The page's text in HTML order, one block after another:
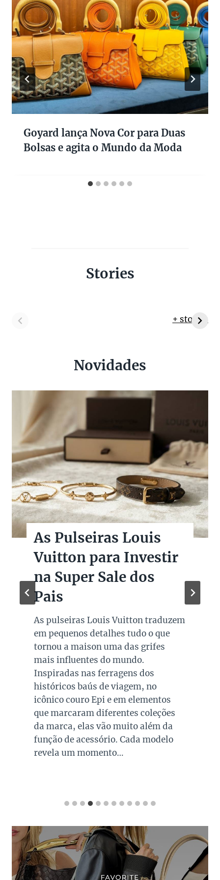
Goyard lança Nova Cor para Duas
Bolsas e agita o Mundo da Moda
Stories
+ stories
Novidades
As Pulseiras Louis
Vuitton para Investir
na Super Sale dos
Pais
As pulseiras Louis Vuitton traduzem
em pequenos detalhes tudo o que
tornou a maison uma das grifes
mais influentes do mundo.
Inspiradas nas ferragens dos
históricos baús de viagem, no
icônico couro Epi e em elementos
que marcaram diferentes coleções
da marca, elas vão muito além da
função de acessório. Cada modelo
revela um momento…